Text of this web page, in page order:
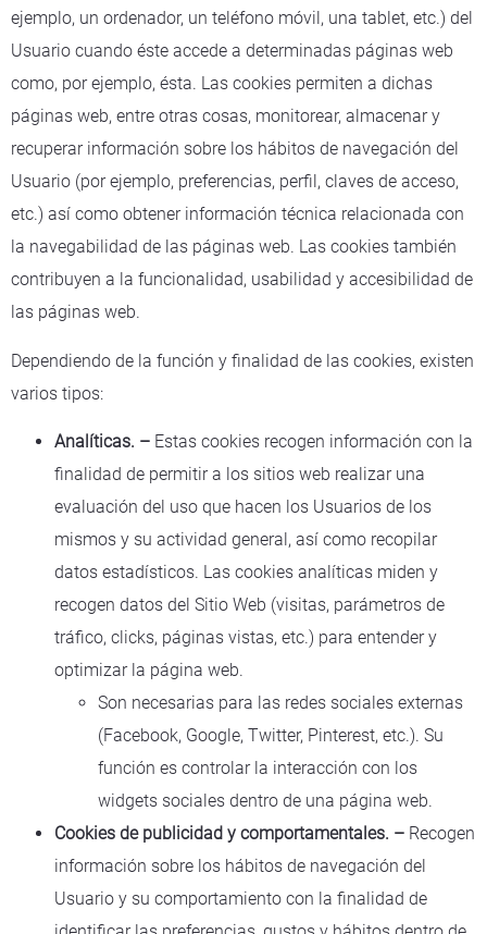
ejemplo, un ordenador, un teléfono móvil, una tablet, etc.) del
Usuario cuando éste accede a determinadas páginas web
como, por ejemplo, ésta. Las cookies permiten a dichas
páginas web, entre otras cosas, monitorear, almacenar y
recuperar información sobre los hábitos de navegación del
Usuario (por ejemplo, preferencias, perfil, claves de acceso,
etc.) así como obtener información técnica relacionada con
la navegabilidad de las páginas web. Las cookies también
contribuyen a la funcionalidad, usabilidad y accesibilidad de
las páginas web.
Dependiendo de la función y finalidad de las cookies, existen
varios tipos:
Analíticas. – Estas cookies recogen información con la
finalidad de permitir a los sitios web realizar una
evaluación del uso que hacen los Usuarios de los
mismos y su actividad general, así como recopilar
datos estadísticos. Las cookies analíticas miden y
recogen datos del Sitio Web (visitas, parámetros de
tráfico, clicks, páginas vistas, etc.) para entender y
optimizar la página web.
Son necesarias para las redes sociales externas
(Facebook, Google, Twitter, Pinterest, etc.). Su
función es controlar la interacción con los
widgets sociales dentro de una página web.
Cookies de publicidad y comportamentales. – Recogen
información sobre los hábitos de navegación del
Usuario y su comportamiento con la finalidad de